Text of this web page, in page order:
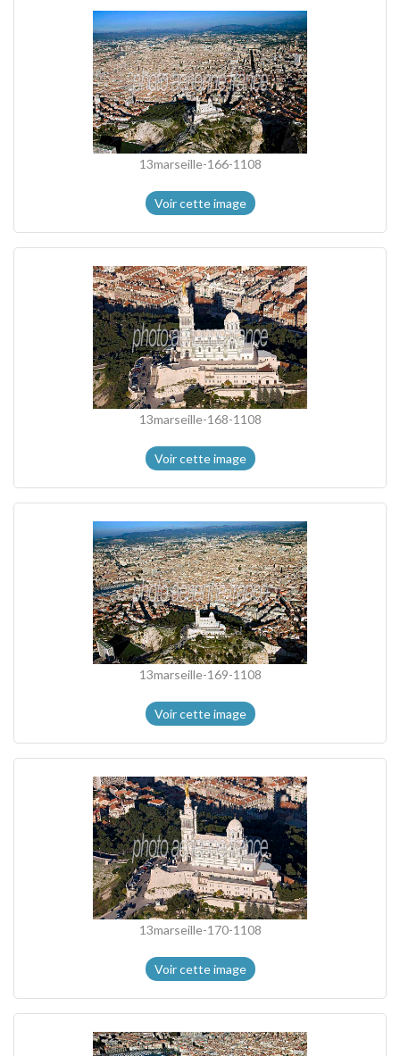
13marseille-166-1108
Voir cette image
13marseille-168-1108
Voir cette image
13marseille-169-1108
Voir cette image
13marseille-170-1108
Voir cette image